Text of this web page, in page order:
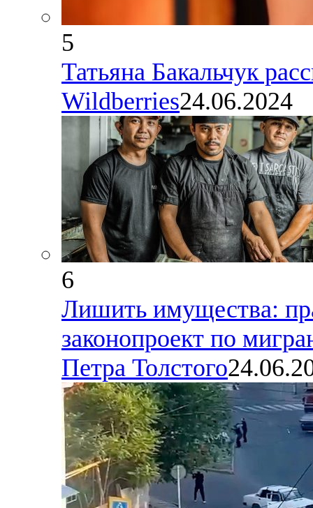
5
Татьяна Бакальчук
Wildberries24.06.2024
6
Лишить имущества:
законопроект по
Петра Толстого